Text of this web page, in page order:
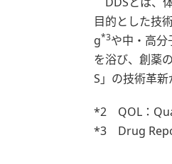
目的とした技
g*3や中・高分
を浴び、創薬
S」の技術革
*2 QOL：
*3 Drug